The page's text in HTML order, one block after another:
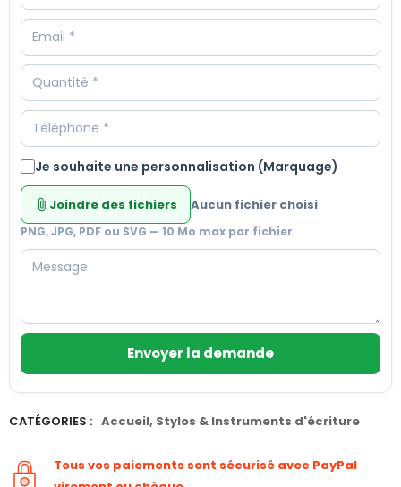
Je souhaite une personnalisation (Marquage)
attach_file Joindre des fichiers Aucun fichier choisi
PNG, JPG, PDF ou SVG — 10 Mo max par fichier
Envoyer la demande
CATÉGORIES : Accueil, Stylos & Instruments d'écriture
Tous vos paiements sont sécurisé avec PayPal